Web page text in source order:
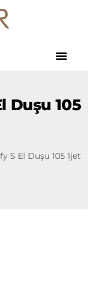
Duşu 105
S El Duşu 105 1jet